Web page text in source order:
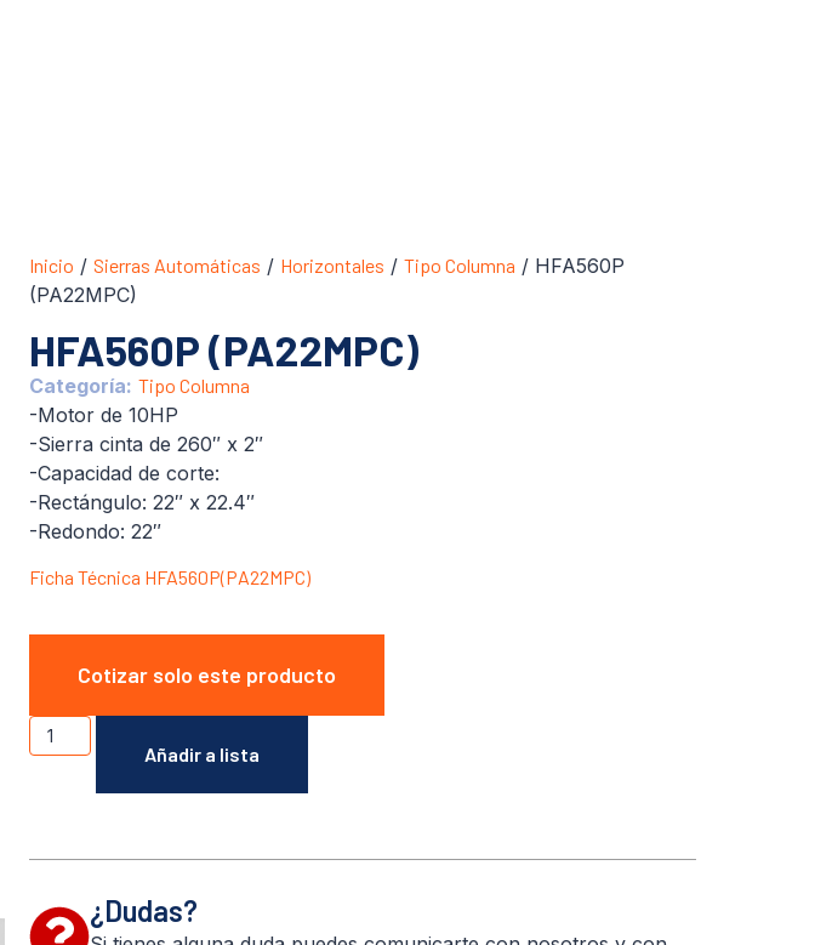
Inicio / Sierras Automáticas / Horizontales / Tipo Columna / HFA560P
(PA22MPC)
HFA560P (PA22MPC)
Categoría: Tipo Columna
-Motor de 10HP
-Sierra cinta de 260″ x 2″
-Capacidad de corte:
-Rectángulo: 22″ x 22.4″
-Redondo: 22″
Ficha Técnica HFA560P(PA22MPC)
Cotizar solo este producto
Añadir a lista
¿Dudas?